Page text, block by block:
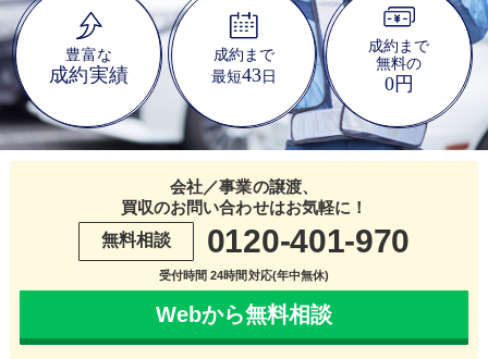
豊富な
成約実績
成約まで
最短43 日
成約まで
無料の
0円
会社／事業の譲渡、
買収のお問い合わせはお気軽に！
無料相談
0120-401-970
受付時間 24時間対応(年中無休)
Webから無料相談